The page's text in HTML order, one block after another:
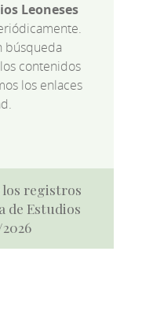
Leoneses
búsqueda
contenidos
los enlaces
registros
de Estudios